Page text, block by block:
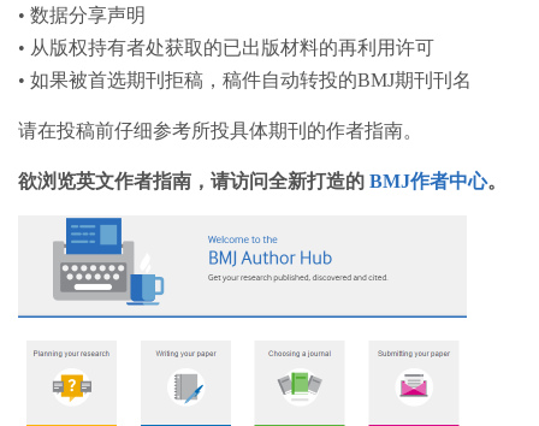
• 数据分享声明
• 从版权持有者处获取的已出版材料的再利用许可
• 如果被首选期刊拒稿，稿件自动转投的BMJ期刊刊名
请在投稿前仔细参考所投具体期刊的作者指南。
欲浏览英文作者指南，请访问全新打造的 BMJ作者中心。